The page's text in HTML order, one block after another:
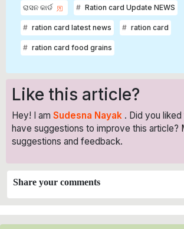
ରାସନ କାର୍ଡ Ration card Update NEWS
ration card latest news ration card
ration card food grains
Like this article?
Hey! I am Sudesna Nayak . Did you
have suggestions to improve this article?
suggestions and feedback.
Share your comments